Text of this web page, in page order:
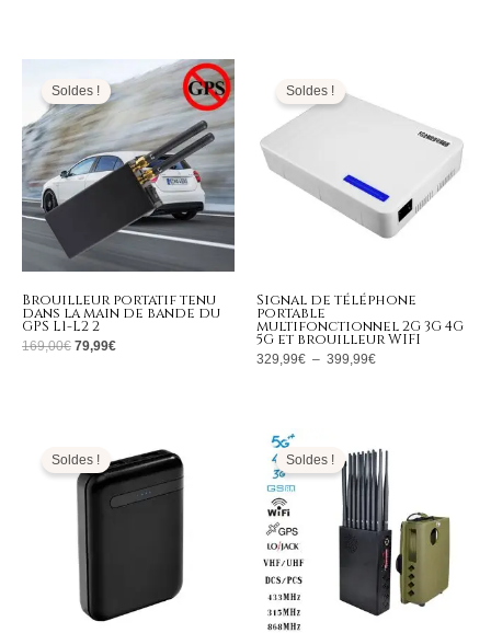
Soldes !
Brouilleur portatif tenu
dans la main de bande du
GPS L1-L2 2
169,00€
Le
initial
était :
169,00€.
79,99€
prix
actuel
est :
Soldes !
Signal de téléphone
portable
multifonctionnel 2G 3G 4G
5G et brouilleur WIFI
329,99€ – 399,99€
à
399,99€
Soldes !
initial
était :
269,00€.
actuel
est :
129,99€.
Soldes !initial
était :
1.799,00€.
actuel
est :
789,99€.